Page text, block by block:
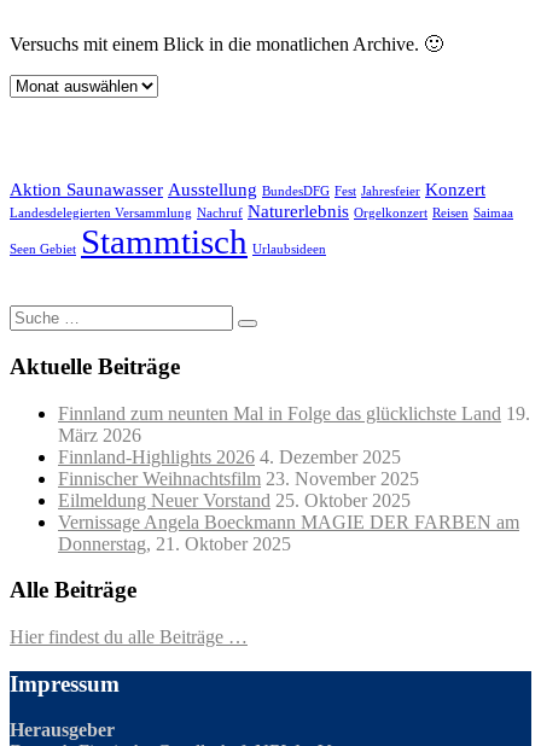
Versuchs mit einem Blick in die monatlichen Archive. 🙂
Archive
Aktion Saunawasser Ausstellung BundesDFG Fest Jahresfeier Konzert
Landesdelegierten Versammlung Nachruf Naturerlebnis Orgelkonzert Reisen Saimaa
Seen Gebiet Stammtisch Urlaubsideen
Suche
nach:
Aktuelle Beiträge
Finnland zum neunten Mal in Folge das glücklichste Land 19.
März 2026
Finnland-Highlights 2026 4. Dezember 2025
Finnischer Weihnachtsfilm 23. November 2025
Eilmeldung Neuer Vorstand 25. Oktober 2025
Vernissage Angela Boeckmann MAGIE DER FARBEN am
Donnerstag, 21. Oktober 2025
Alle Beiträge
Hier findest du alle Beiträge …
Impressum
Herausgeber